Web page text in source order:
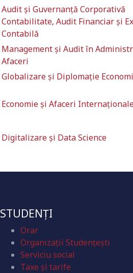
Audit și Guvernanță Corporativă
Contabilitate, Audit Financiar și
Contabilă
Management și Audit în
Afaceri
Globalizare și Diplomație
Economie și Afaceri
Digitalizare și Data Science
STUDENȚI
Orar
Organizaţii Studenţeşti
Serviciu social
Taxe și tarife